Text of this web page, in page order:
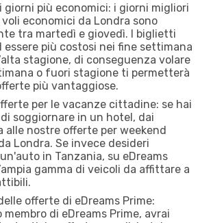
giorni più economici: i giorni migliori
economici da Londra sono
tra martedì e giovedì. I biglietti
essere più costosi nei fine settimana
stagione, di conseguenza volare
o fuori stagione ti permetterà
più vantaggiose.
per le vacanze cittadine: se hai
soggiornare in un hotel, dai
alle nostre offerte per weekend
Londra. Se invece desideri
in Tanzania, su eDreams
gamma di veicoli da affittare a
offerte di eDreams Prime:
di eDreams Prime, avrai